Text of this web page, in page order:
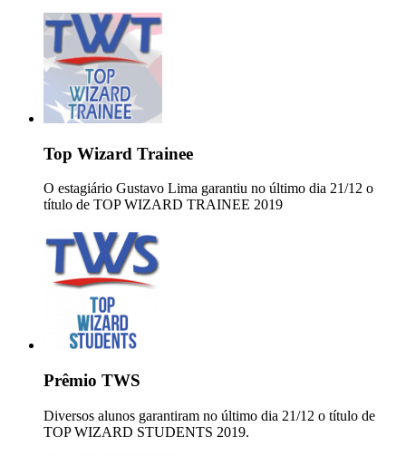
Top Wizard Trainee
O estagiário Gustavo Lima garantiu no último dia 21/12 o
título de TOP WIZARD TRAINEE 2019
Prêmio TWS
Diversos alunos garantiram no último dia 21/12 o título de
TOP WIZARD STUDENTS 2019.